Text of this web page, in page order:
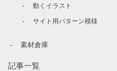
動くイラスト
サイト用パターン模様
素材倉庫
記事一覧